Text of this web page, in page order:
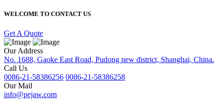
WELCOME TO CONTACT US
Get A Quote
Our Address
No. 1688, Gaoke East Road, Pudong new district, Shanghai, China.
Call Us
0086-21-58386256 0086-21-58386258
Our Mail
info@pejaw.com